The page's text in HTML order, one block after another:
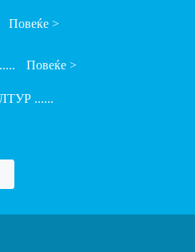
Повеќе >
Повеќе >
......